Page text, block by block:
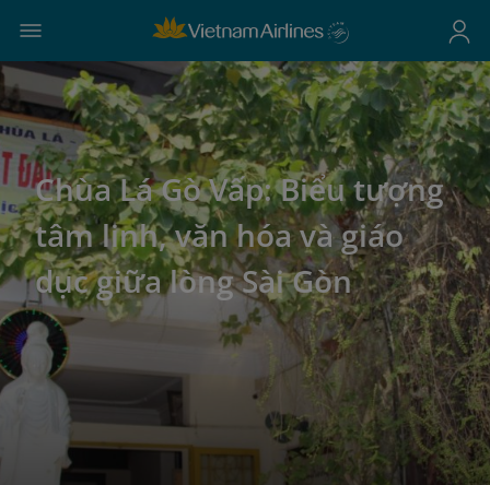
Chùa Lá Gò Vấp: Biểu tượng
tâm linh, văn hóa và giáo
dục giữa lòng Sài Gòn